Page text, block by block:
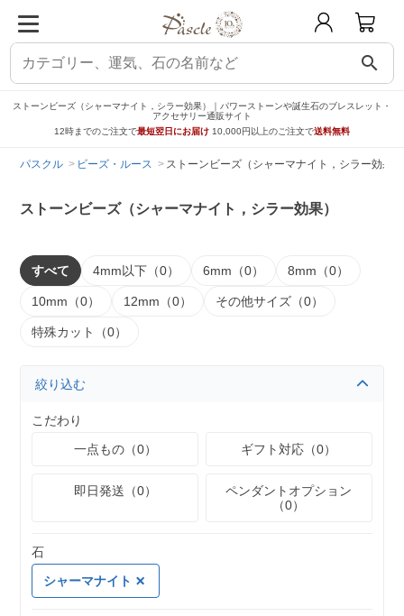
search
ストーンビーズ（シャーマナイト，シラー効果）｜パワーストーンや誕生石のブレスレット・
アクセサリー通販サイト
12時までのご注文で最短翌日にお届け 10,000円以上のご注文で送料無料
パスクル ビーズ・ルース ストーンビーズ（シャーマナイト，シラー効果）
ストーンビーズ（シャーマナイト，シラー効果）
すべて 4mm以下（0） 6mm（0） 8mm（0）
10mm（0） 12mm（0） その他サイズ（0）
特殊カット（0）
絞り込む
こだわり
一点もの（0）
ギフト対応（0）
即日発送（0）
ペンダントオプション
（0）
石
シャーマナイト